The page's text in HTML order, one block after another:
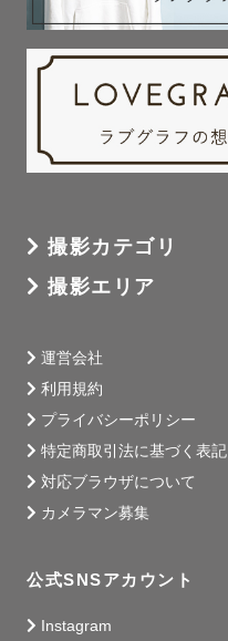
撮影カテゴリ
撮影エリア
運営会社
利用規約
プライバシーポリシー
特定商取引法に基づく表記
対応ブラウザについて
カメラマン募集
公式SNSアカウント
Instagram